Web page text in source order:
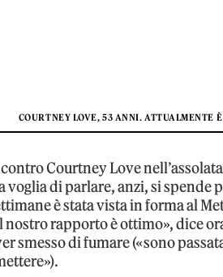
COURTNEY LOVE, 53 ANNI. ATTUALMENTE
Courtney Love
voglia di parlare, anzi, si spende
è stata vista in forma al
nostro rapporto è ottimo», dice
smesso di fumare («sono